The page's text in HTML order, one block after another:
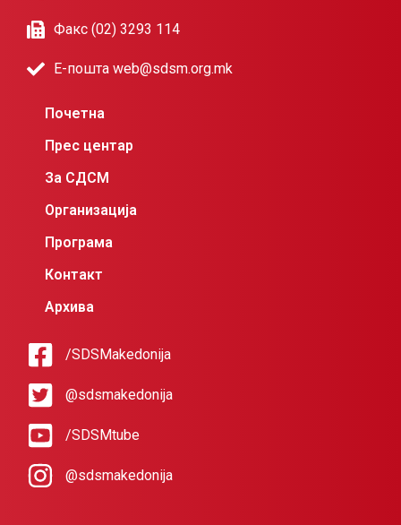
Факс (02) 3293 114
Е-пошта web@sdsm.org.mk
Почетна
Прес центар
За СДСМ
Организација
Програма
Контакт
Архива
/SDSMakedonija
@sdsmakedonija
/SDSMtube
@sdsmakedonija